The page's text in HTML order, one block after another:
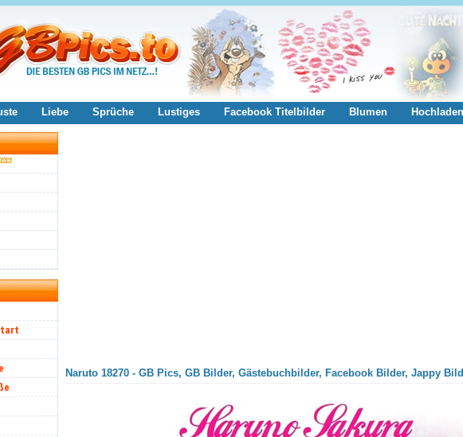
Liebe Sprüche Lustiges Facebook Titelbilder Blumen Hochladen
Naruto 18270 - GB Pics, GB Bilder, Gästebuchbilder, Facebook Bilder, Jappy